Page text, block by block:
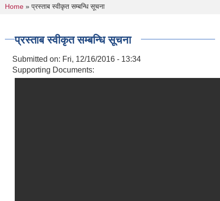
You are here
Home » प्रस्ताब स्वीकृत सम्बन्धि सूचना
प्रस्ताब स्वीकृत सम्बन्धि सूचना
Submitted on: Fri, 12/16/2016 - 13:34
Supporting Documents: